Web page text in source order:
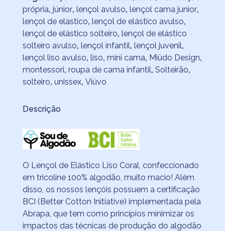
própria, júnior, lençol avulso, lençol cama junior,
lençol de elastico, lençol de elástico avulso,
lençol de elástico solteiro, lençol de elástico
solteiro avulso, lençol infantil, lençol juvenil,
lençol liso avulso, liso, mini cama, Miüdo Design,
montessori, roupa de cama infantil, Solteirão,
solteiro, unissex, Viúvo
Descrição
O Lençol de Elástico Liso Coral, confeccionado
em tricoline 100% algodão, muito macio! Além
disso, os nossos lençóis possuem a certificação
BCI (Better Cotton Initiative) implementada pela
Abrapa, que tem como princípios minimizar os
impactos das técnicas de produção do algodão